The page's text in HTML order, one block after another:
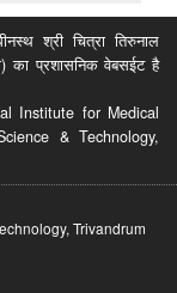
श्री चित्रा तिरुनाल
का प्रशासनिक वेबसईट है
Institute for Medical
& Technology,
Trivandrum